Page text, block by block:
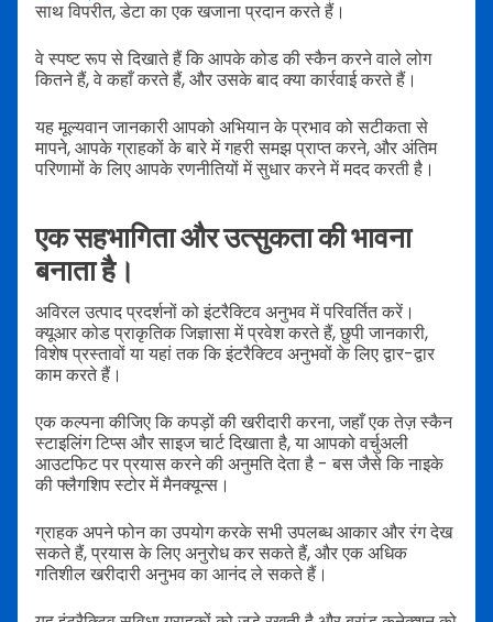
साथ विपरीत, डेटा का एक खजाना प्रदान करते हैं।
वे स्पष्ट रूप से दिखाते हैं कि आपके कोड की स्कैन करने वाले लोग
कितने हैं, वे कहाँ करते हैं, और उसके बाद क्या कार्रवाई करते हैं।
यह मूल्यवान जानकारी आपको अभियान के प्रभाव को सटीकता से
मापने, आपके ग्राहकों के बारे में गहरी समझ प्राप्त करने, और अंतिम
परिणामों के लिए आपके रणनीतियों में सुधार करने में मदद करती है।
एक सहभागिता और उत्सुकता की भावना
बनाता है।
अविरल उत्पाद प्रदर्शनों को इंटरैक्टिव अनुभव में परिवर्तित करें।
क्यूआर कोड प्राकृतिक जिज्ञासा में प्रवेश करते हैं, छुपी जानकारी,
विशेष प्रस्तावों या यहां तक कि इंटरैक्टिव अनुभवों के लिए द्वार-द्वार
काम करते हैं।
एक कल्पना कीजिए कि कपड़ों की खरीदारी करना, जहाँ एक तेज़ स्कैन
स्टाइलिंग टिप्स और साइज चार्ट दिखाता है, या आपको वर्चुअली
आउटफिट पर प्रयास करने की अनुमति देता है - बस जैसे कि नाइके
की फ्लैगशिप स्टोर में मैनक्यून्स।
ग्राहक अपने फोन का उपयोग करके सभी उपलब्ध आकार और रंग देख
सकते हैं, प्रयास के लिए अनुरोध कर सकते हैं, और एक अधिक
गतिशील खरीदारी अनुभव का आनंद ले सकते हैं।